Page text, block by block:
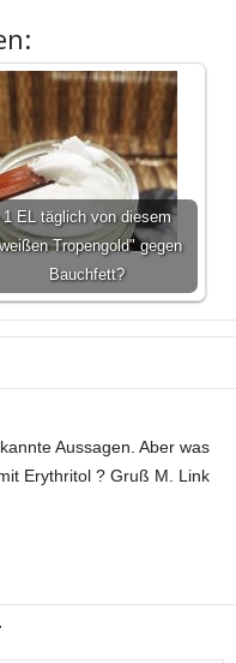
1 EL täglich von diesem
Tropengold" gegen
Bauchfett?
Aussagen. Aber was
Erythritol ? Gruß M. Link